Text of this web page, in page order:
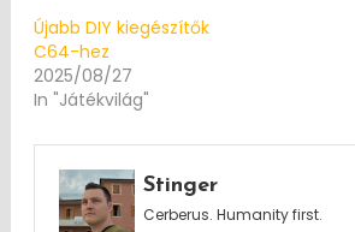
Újabb DIY kiegészítők
C64-hez
2025/08/27
In "Játékvilág"
Stinger
Cerberus. Humanity first.